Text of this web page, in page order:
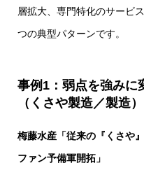
層拡大、専門特化のサービ
つの典型パターンです。
事例1：弱点を強みに
（くさや製造／製造）
梅藤水産「従来の『くさや
ファン予備軍開拓」